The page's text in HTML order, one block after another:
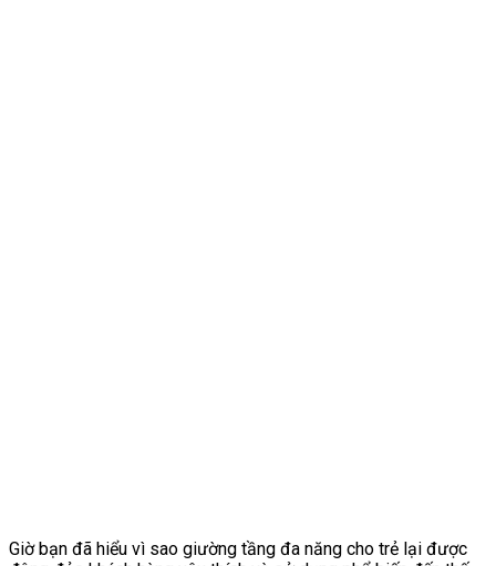
Giờ bạn đã hiểu vì sao giường tầng đa năng cho trẻ lại được